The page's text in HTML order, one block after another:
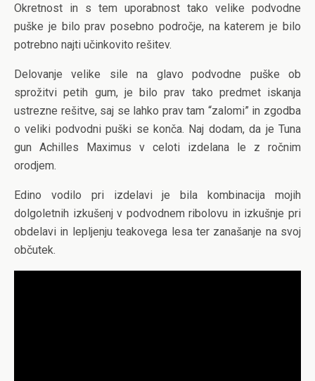
Okretnost in s tem uporabnost tako velike podvodne
puške je bilo prav posebno področje, na katerem je bilo
potrebno najti učinkovito rešitev.
Delovanje velike sile na glavo podvodne puške ob
sprožitvi petih gum, je bilo prav tako predmet iskanja
ustrezne rešitve, saj se lahko prav tam “zalomi” in zgodba
o veliki podvodni puški se konča. Naj dodam, da je Tuna
gun Achilles Maximus v celoti izdelana le z ročnim
orodjem.
Edino vodilo pri izdelavi je bila kombinacija mojih
dolgoletnih izkušenj v podvodnem ribolovu in izkušnje pri
obdelavi in lepljenju teakovega lesa ter zanašanje na svoj
občutek.